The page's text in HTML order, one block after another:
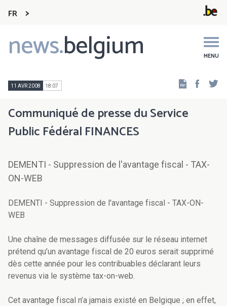
FR
news.belgium MENU
Main
navigation
11 AVR 2008 18:07
Communiqué de presse du Service
Public Fédéral FINANCES
DEMENTI - Suppression de l'avantage fiscal - TAX-
ON-WEB
DEMENTI - Suppression de l'avantage fiscal - TAX-ON-
WEB
Une chaîne de messages diffusée sur le réseau internet
prétend qu’un avantage fiscal de 20 euros serait supprimé
dès cette année pour les contribuables déclarant leurs
revenus via le système tax-on-web.
Cet avantage fiscal n’a jamais existé en Belgique ; en effet,